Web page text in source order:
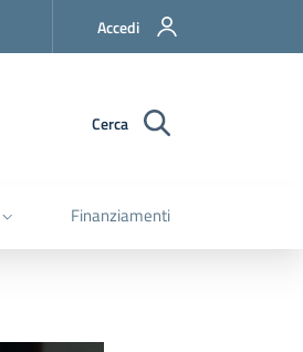
Accedi
Cerca
Finanziamenti